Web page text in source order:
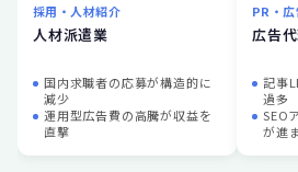
採用・人材紹介
人材派遣業
国内求職者の応募が構造的に
減少
運用型広告費の高騰が収益を
直撃
PR・
広告
記事
過多
SEO
が進